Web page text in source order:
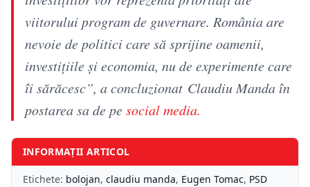
viitorului program de guvernare. România are
nevoie de politici care să sprijine oamenii,
investițiile și economia, nu de experimente care
îi sărăcesc”, a concluzionat Claudiu Manda în
postarea sa de pesocial media.
INFORMAȚII ARTICOL
Etichete: bolojan, claudiu manda, Eugen Tomac, PSD